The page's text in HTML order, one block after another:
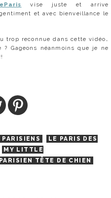
vise juste et arrive
et avec bienveillance le
trop reconnue dans cette vidéo…
? Gageons néanmoins que je ne
LE PARIS DES
MY LITTLE
PARISIEN TÊTE DE CHIEN